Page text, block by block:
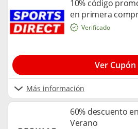
10% código
en primera
Más información
Verificado
Ver Cupón
60% descuento
Verano